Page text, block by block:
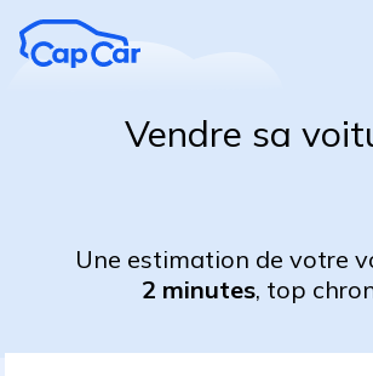
Vendre sa
Une estimation de votre
2 minutes, top